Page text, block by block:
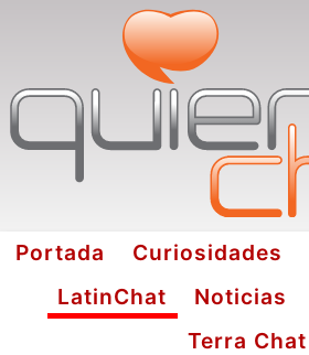
Portada Curiosidades
LatinChat
Noticias
Terra Chat